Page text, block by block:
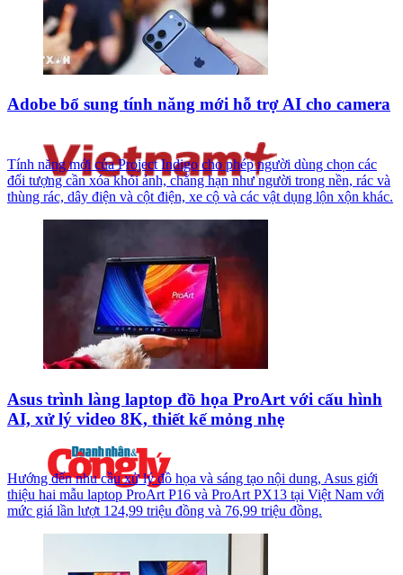
Adobe bổ sung tính năng mới hỗ trợ AI cho camera
Tính năng mới của Project Indigo cho phép người dùng chọn các
đối tượng cần xóa khỏi ảnh, chẳng hạn như người trong nền, rác và
thùng rác, dây điện và cột điện, xe cộ và các vật dụng lộn xộn khác.
Asus trình làng laptop đồ họa ProArt với cấu hình
AI, xử lý video 8K, thiết kế mỏng nhẹ
Hướng đến nhu cầu xử lý đồ họa và sáng tạo nội dung, Asus giới
thiệu hai mẫu laptop ProArt P16 và ProArt PX13 tại Việt Nam với
mức giá lần lượt 124,99 triệu đồng và 76,99 triệu đồng.